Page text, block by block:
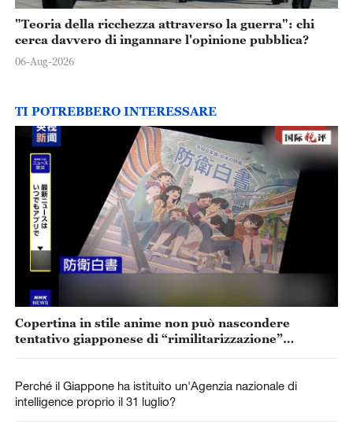
"Teoria della ricchezza attraverso la guerra": chi
cerca davvero di ingannare l'opinione pubblica?
06-Aug-2026
TI POTREBBERO INTERESSARE
Copertina in stile anime non può nascondere
tentativo giapponese di “rimilitarizzazione”
Perché il Giappone ha istituito un'Agenzia nazionale di
intelligence proprio il 31 luglio?